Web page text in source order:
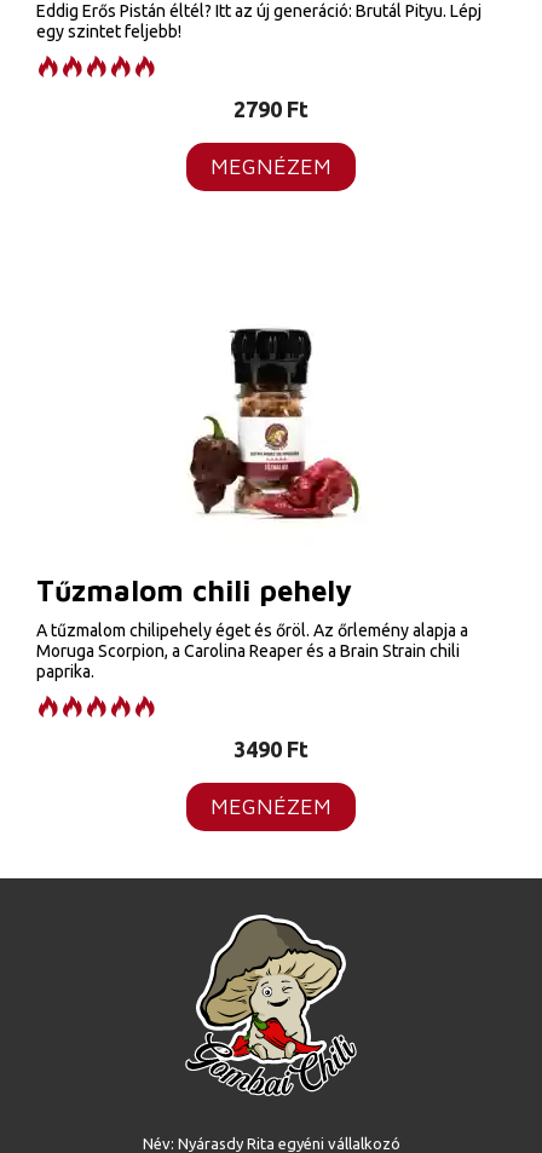
Eddig Erős Pistán éltél? Itt az új generáció: Brutál Pityu. Lépj
egy szintet feljebb!
2790 Ft
MEGNÉZEM
Tűzmalom chili pehely
A tűzmalom chilipehely éget és őröl. Az őrlemény alapja a
Moruga Scorpion, a Carolina Reaper és a Brain Strain chili
paprika.
3490 Ft
MEGNÉZEM
Név: Nyárasdy Rita egyéni vállalkozó